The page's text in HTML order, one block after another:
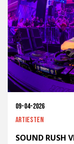
09-04-2026
Artiesten
SOUND RUSH